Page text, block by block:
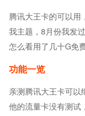
腾讯大王卡的可以用
我主题，8月份我发
怎么看用了几十G免
功能一览
亲测腾讯大王卡可以
他的流量卡没有测试，